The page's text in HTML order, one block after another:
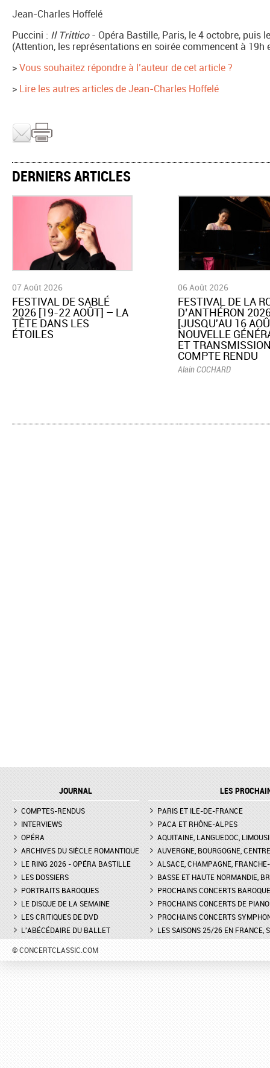
Jean-Charles Hoffelé
Puccini : Il Trittico- Opéra Bastille, Paris, le 4 octobre, puis
(Attention, les représentations en soirée commencent à
>Vous souhaitez répondre à l’auteur de cet article ?
> Lire les autres articles de Jean-Charles Hoffelé
DERNIERS ARTICLES
07 Août 2026
​FESTIVAL DE SABLÉ
2026 [19-22 AOÛT] – LA
TÊTE DANS LES
ÉTOILES
06 Août 2026
​FESTIVAL DE LA
D’ANTHÉRON
[JUSQU'AU 16
NOUVELLE
ET
COMPTE RENDU
Alain COCHARD
JOURNAL
COMPTES-RENDUS
INTERVIEWS
OPÉRA
ARCHIVES DU SIÈCLE ROMANTIQUE
LE RING 2026 - OPÉRA BASTILLE
LES DOSSIERS
PORTRAITS BAROQUES
LE DISQUE DE LA SEMAINE
LES CRITIQUES DE DVD
L'ABÉCÉDAIRE DU BALLET
LES
PARIS ET ILE-DE-FRANCE
PACA ET RHÔNE-ALPES
AQUITAINE, LANGUEDOC,
AUVERGNE, BOURGOGNE, CENTRE
ALSACE, CHAMPAGNE,
BASSE ET HAUTE NORMANDIE,
PROCHAINS CONCERTS
PROCHAINS CONCERTS DE PIANO
PROCHAINS CONCERTS
LES SAISONS 25/26 EN FRANCE,
© CONCERTCLASSIC.COM